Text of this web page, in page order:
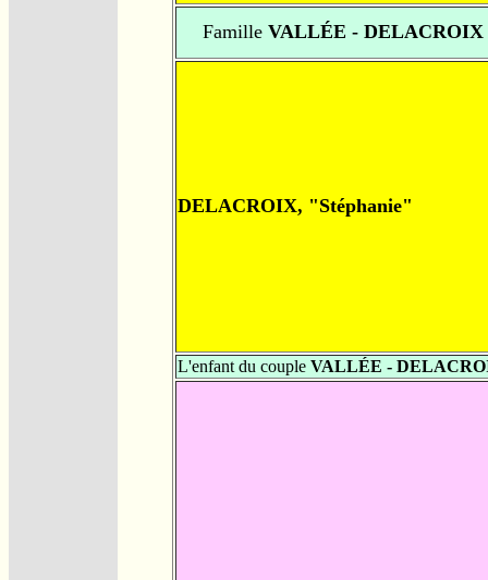
Famille VALLÉE - DELACROIX
DELACROIX, "Stéphanie"
L'enfant du couple VALLÉE -